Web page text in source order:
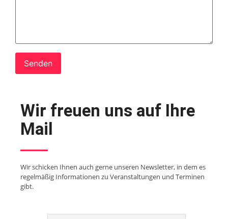
Wir freuen uns auf Ihre
Mail
Wir schicken Ihnen auch gerne unseren Newsletter, in dem es
regelmäßig Informationen zu Veranstaltungen und Terminen
gibt.